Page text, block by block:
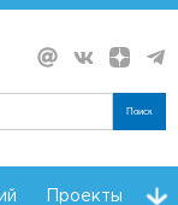
Поиск
Проекты